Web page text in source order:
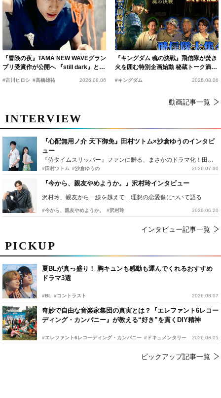
PICKUP
夏BLが真っ盛り！ 胸キュンも感動も運んでくれるおすすめ
ドラマ3選
#BL #コントラスト 2026.08.07
奇妙で自由な音楽家集団の真実とは？『エレファント6レコー
ディング・カンパニー』が教える“好き”を貫くDIY精神
#エレファント6レコーディング・カンパニー #ドキュメンタリー 2026.08.05
ピックアップ記事一覧
『冒険の夜』TAMA NEW WAVEグラン
プリ受賞作が公開へ 『still dark』と同
時上映決定
#古川ヒロシ #髙橋雄祐 2026.08.06
『キングダム 魂の決戦』飛信隊が焚き
火を囲む特別企画始動 秘蔵トーク満載
の“キングダムキャンプ”開催
#キングダム 2026.08.06
動画記事一覧
INTERVIEW
『心配無用ノ介 天下御免』田村ツトム×沙倉ゆうのインタビ
ュー
『侍タイムスリッパー』ファンに贈る、まさかのドラマ化！田村ツトム×沙倉ゆうのが語る『心配無用ノ介』撮影秘話
#田村ツトム #沙倉ゆうの 2026.07.30
『今から、親友やめようか。』沢村玲インタビュー
沢村玲、親友から一線を越えて…理想の恋愛像について語る
#今から、親友やめようか。 #沢村玲 2026.06.20
インタビュー記事一覧